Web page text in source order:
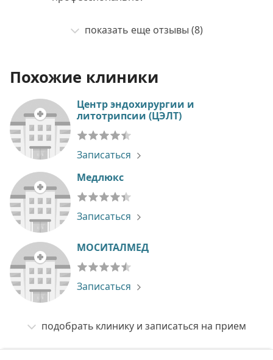
показать еще отзывы (8)
Похожие клиники
Центр эндохирургии и
литотрипсии (ЦЭЛТ)
Записаться
Медлюкс
Записаться
МОСИТАЛМЕД
Записаться
подобрать клинику и записаться на прием